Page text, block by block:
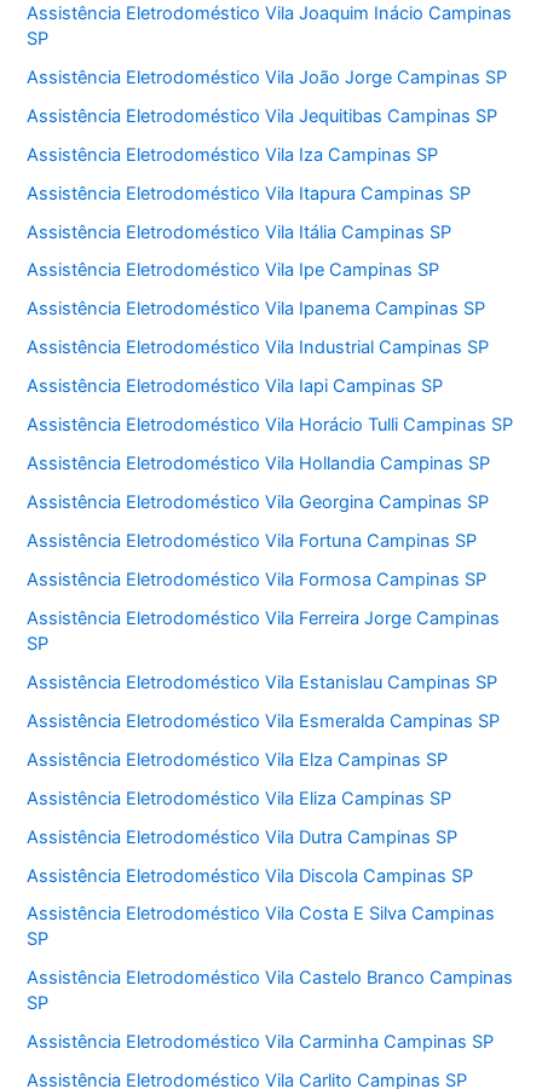
Assistência Eletrodoméstico Vila Joaquim Inácio Campinas
SP
Assistência Eletrodoméstico Vila João Jorge Campinas SP
Assistência Eletrodoméstico Vila Jequitibas Campinas SP
Assistência Eletrodoméstico Vila Iza Campinas SP
Assistência Eletrodoméstico Vila Itapura Campinas SP
Assistência Eletrodoméstico Vila Itália Campinas SP
Assistência Eletrodoméstico Vila Ipe Campinas SP
Assistência Eletrodoméstico Vila Ipanema Campinas SP
Assistência Eletrodoméstico Vila Industrial Campinas SP
Assistência Eletrodoméstico Vila Iapi Campinas SP
Assistência Eletrodoméstico Vila Horácio Tulli Campinas SP
Assistência Eletrodoméstico Vila Hollandia Campinas SP
Assistência Eletrodoméstico Vila Georgina Campinas SP
Assistência Eletrodoméstico Vila Fortuna Campinas SP
Assistência Eletrodoméstico Vila Formosa Campinas SP
Assistência Eletrodoméstico Vila Ferreira Jorge Campinas
SP
Assistência Eletrodoméstico Vila Estanislau Campinas SP
Assistência Eletrodoméstico Vila Esmeralda Campinas SP
Assistência Eletrodoméstico Vila Elza Campinas SP
Assistência Eletrodoméstico Vila Eliza Campinas SP
Assistência Eletrodoméstico Vila Dutra Campinas SP
Assistência Eletrodoméstico Vila Discola Campinas SP
Assistência Eletrodoméstico Vila Costa E Silva Campinas
SP
Assistência Eletrodoméstico Vila Castelo Branco Campinas
SP
Assistência Eletrodoméstico Vila Carminha Campinas SP
Assistência Eletrodoméstico Vila Carlito Campinas SP